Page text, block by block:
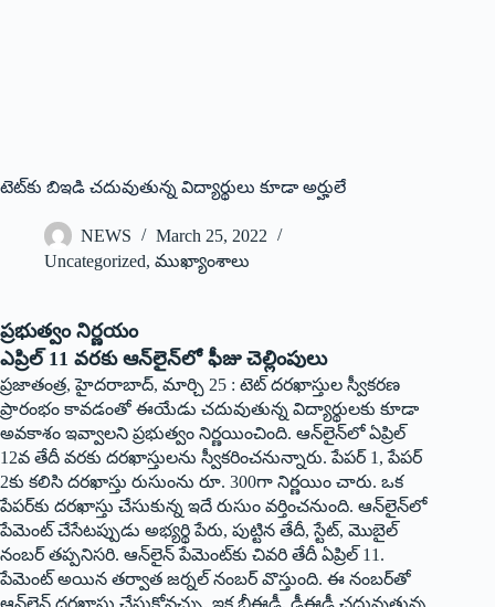
టెట్‌కు బిఇడి చదువుతున్న విద్యార్థులు కూడా అర్హులే
NEWS
March 25, 2022
Uncategorized, ముఖ్యాంశాలు
ప్రభుత్వం నిర్ణయం
ఎప్రిల్‌ 11 ‌వరకు ఆన్‌లైన్‌లో ఫీజు చెల్లింపులు
ప్రజాతంత్ర, హైదరాబాద్‌, ‌మార్చి 25 : టెట్‌ ‌దరఖాస్తుల స్వీకరణ
ప్రారంభం కావడంతో ఈయేడు చదువుతున్న విద్యార్థులకు కూడా
అవకాశం ఇవ్వాలని ప్రభుత్వం నిర్ణయించింది. ఆన్‌లైన్‌లో ఏప్రిల్‌
12‌వ తేదీ వరకు దరఖాస్తులను స్వీకరించనున్నారు. పేపర్‌ 1, ‌పేపర్‌
2‌కు కలిసి దరఖాస్తు రుసుంను రూ. 300గా నిర్ణయిం చారు. ఒక
పేపర్‌కు దరఖాస్తు చేసుకున్న ఇదే రుసుం వర్తించనుంది. ఆన్‌లైన్‌లో
పేమెంట్‌ ‌చేసేటప్పుడు అభ్యర్థి పేరు, పుట్టిన తేదీ, స్టేట్‌, ‌మొబైల్‌
‌నంబర్‌ ‌తప్పనిసరి. ఆన్‌లైన్‌ ‌పేమెంట్‌కు చివరి తేదీ ఏప్రిల్‌ 11.
‌పేమెంట్‌ అయిన తర్వాత జర్నల్‌ ‌నంబర్‌ ‌వొస్తుంది. ఈ నంబర్‌తో
ఆన్‌లైన్‌ ‌దరఖాస్తు చేసుకోవచ్చు. ఇక బీఈడీ, డీఈడీ చదువుతున్న